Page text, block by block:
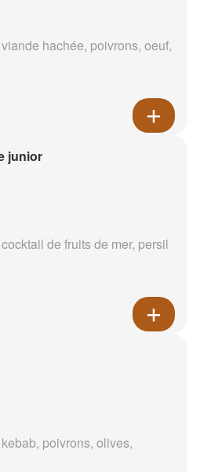
hachée, poivrons, oeuf,
junior
de fruits de mer, persil
poivrons, olives,